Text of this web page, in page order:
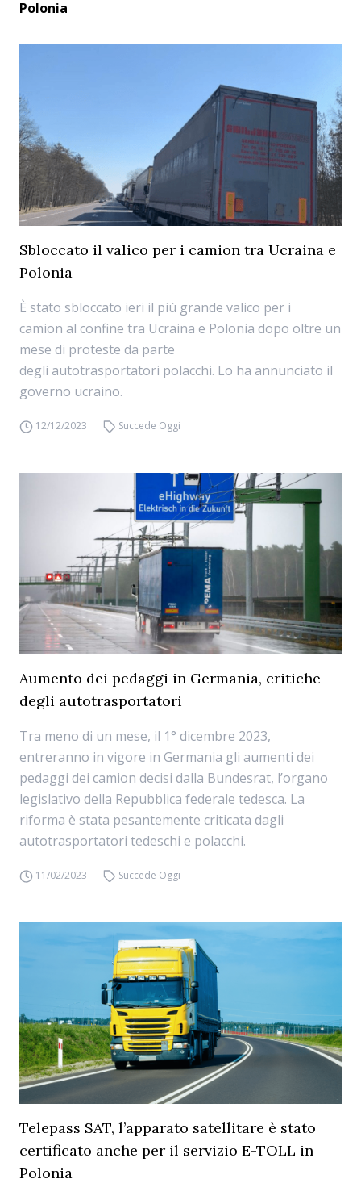
Polonia
Sbloccato il valico per i camion tra Ucraina e
Polonia
È stato sbloccato ieri il più grande valico per i
camion al confine tra Ucraina e Polonia dopo oltre un
mese di proteste da parte
degli autotrasportatori polacchi. Lo ha annunciato il
governo ucraino.
12/12/2023 Succede Oggi
Aumento dei pedaggi in Germania, critiche
degli autotrasportatori
Tra meno di un mese, il 1° dicembre 2023,
entreranno in vigore in Germania gli aumenti dei
pedaggi dei camion decisi dalla Bundesrat, l’organo
legislativo della Repubblica federale tedesca. La
riforma è stata pesantemente criticata dagli
autotrasportatori tedeschi e polacchi.
11/02/2023 Succede Oggi
Telepass SAT, l’apparato satellitare è stato
certificato anche per il servizio E-TOLL in
Polonia